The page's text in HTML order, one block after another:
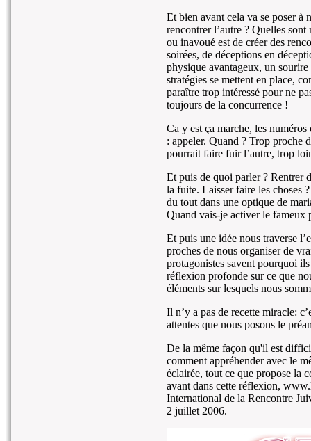
Et bien avant cela va se poser à
rencontrer l’autre ? Quelles
ou inavoué est de créer des
soirées, de déceptions en
physique avantageux, un
stratégies se mettent en place,
paraître trop intéressé pour ne
toujours de la concurrence !
Ca y est ça marche, les
: appeler. Quand ? Trop proche
pourrait faire fuir l’autre, trop
Et puis de quoi parler ? Rentrer
la fuite. Laisser faire les choses
du tout dans une optique de
Quand vais-je activer le
Et puis une idée nous traverse
proches de nous organiser de
protagonistes savent pourquoi
réflexion profonde sur ce que
éléments sur lesquels nous
Il n’y a pas de recette miracle:
attentes que nous posons le
De la même façon qu'il est
comment appréhender avec le
éclairée, tout ce que propose la
avant dans cette réflexion,
International de la Rencontre
2 juillet 2006.